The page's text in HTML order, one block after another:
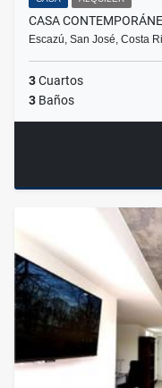
CASA
Escazú, San José, Costa
3Cuartos
3 Baños